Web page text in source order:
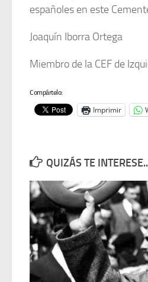
españoles en este
Joaquín Iborra Ortega
Miembro de la CEF de
Compártelo:
Imprimir
QUIZÁS TE